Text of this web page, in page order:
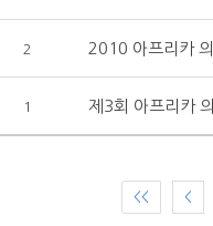
2 2010 아프리카
1 제3회 아프리카
<< <